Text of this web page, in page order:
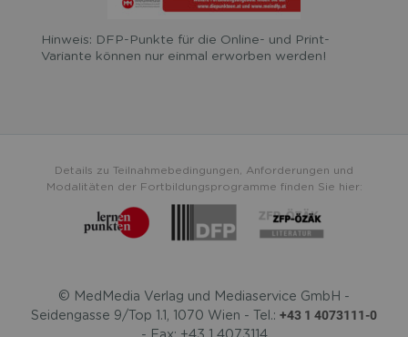
Hinweis: DFP-Punkte für die Online- und Print-
Variante können nur einmal erworben werden!
Details zu Teilnahmebedingungen, Anforderungen und
Modalitäten der Fortbildungsprogramme finden Sie hier:
© MedMedia Verlag und Mediaservice GmbH -
Seidengasse 9/Top 1.1, 1070 Wien - Tel.: +43 1 4073111-0